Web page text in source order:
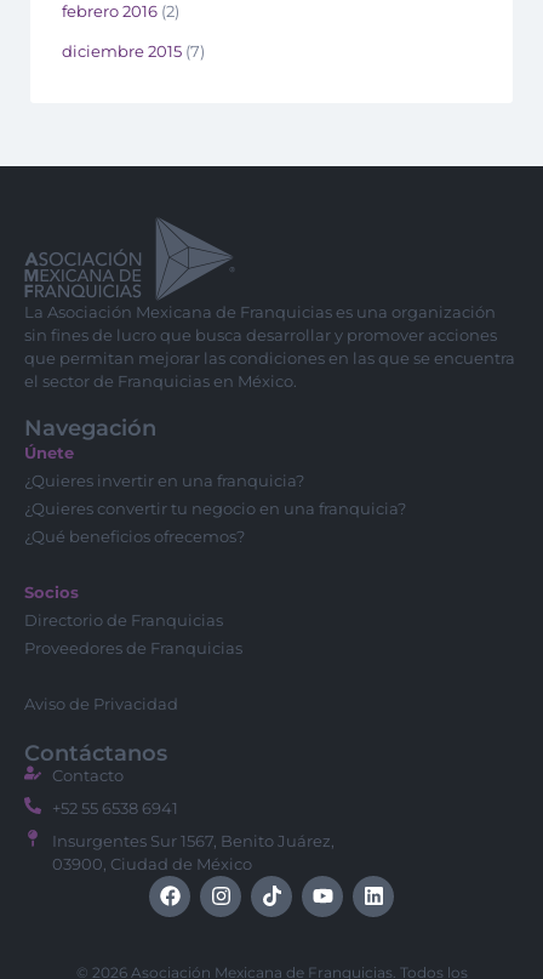
febrero 2016 (2)
diciembre 2015 (7)
La Asociación Mexicana de Franquicias es una organización
sin fines de lucro que busca desarrollar y promover acciones
que permitan mejorar las condiciones en las que se encuentra
el sector de Franquicias en México.
Navegación
Únete
¿Quieres invertir en una franquicia?
¿Quieres convertir tu negocio en una franquicia?
¿Qué beneficios ofrecemos?
Socios
Directorio de Franquicias
Proveedores de Franquicias
Aviso de Privacidad
Contáctanos
Contacto
+52 55 6538 6941
Insurgentes Sur 1567, Benito Juárez,
03900, Ciudad de México
© 2026 Asociación Mexicana de Franquicias. Todos los